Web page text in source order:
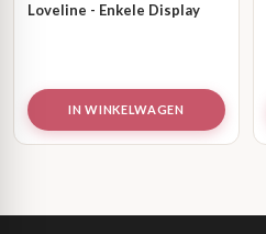
Loveline - Enkele Display
IN WINKELWAGEN